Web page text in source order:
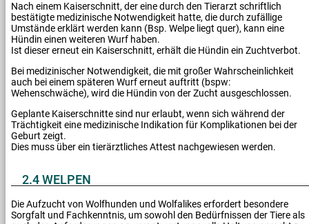
Nach einem Kaiserschnitt, der eine durch den Tierarzt schriftlich
bestätigte medizinische Notwendigkeit hatte, die durch zufällige
Umstände erklärt werden kann (Bsp. Welpe liegt quer), kann eine
Hündin einen weiteren Wurf haben.
Ist dieser erneut ein Kaiserschnitt, erhält die Hündin ein Zuchtverbot.
Bei medizinischer Notwendigkeit, die mit großer Wahrscheinlichkeit
auch bei einem späteren Wurf erneut auftritt (bspw:
Wehenschwäche), wird die Hündin von der Zucht ausgeschlossen.
Geplante Kaiserschnitte sind nur erlaubt, wenn sich während der
Trächtigkeit eine medizinische Indikation für Komplikationen bei der
Geburt zeigt.
Dies muss über ein tierärztliches Attest nachgewiesen werden.
2.4 WELPEN
Die Aufzucht von Wolfhunden und Wolfalikes erfordert besondere
Sorgfalt und Fachkenntnis, um sowohl den Bedürfnissen der Tiere als